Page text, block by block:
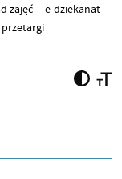
zajęć
e-dziekanat
przetargi